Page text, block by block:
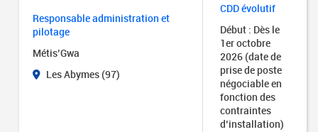
Responsable administration et
pilotage
Métis’Gwa
Les Abymes (97)
CDD évolutif
Début : Dès le
1er octobre
2026 (date de
prise de poste
négociable en
fonction des
contraintes
d’installation)